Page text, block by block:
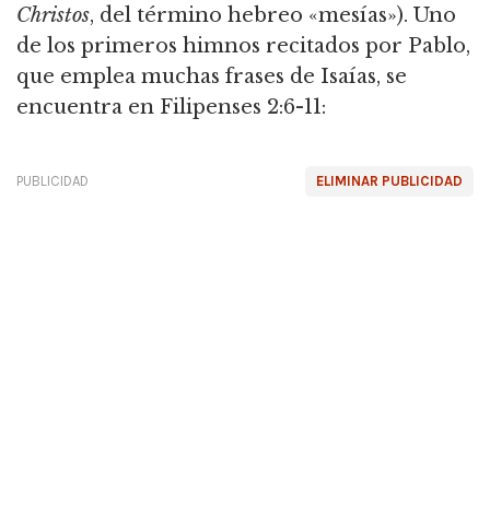
Christos, del término hebreo «mesías»). Uno
de los primeros himnos recitados por Pablo,
que emplea muchas frases de Isaías, se
encuentra en Filipenses 2:6-11:
ELIMINAR PUBLICIDAD
PUBLICIDAD